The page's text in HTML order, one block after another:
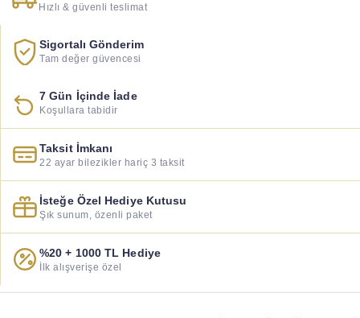
Hızlı & güvenli teslimat
Sigortalı Gönderim
Tam değer güvencesi
7 Gün İçinde İade
Koşullara tabidir
Taksit İmkanı
22 ayar bilezikler hariç 3 taksit
İsteğe Özel Hediye Kutusu
Şık sunum, özenli paket
%20 + 1000 TL Hediye
İlk alışverişe özel